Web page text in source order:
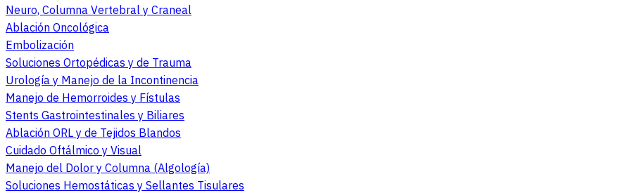
Neuro, Columna Vertebral y Craneal
Ablación Oncológica
Embolización
Soluciones Ortopédicas y de Trauma
Urología y Manejo de la Incontinencia
Manejo de Hemorroides y Fístulas
Stents Gastrointestinales y Biliares
Ablación ORL y de Tejidos Blandos
Cuidado Oftálmico y Visual
Manejo del Dolor y Columna (Algología)
Soluciones Hemostáticas y Sellantes Tisulares